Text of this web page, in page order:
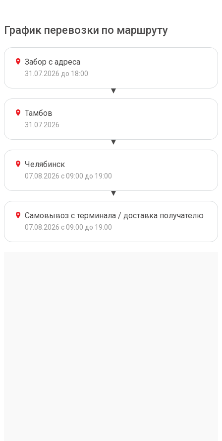
График перевозки по маршруту
Забор с адреса
31.07.2026 до 18:00
Тамбов
31.07.2026
Челябинск
07.08.2026 с 09:00 до 19:00
Самовывоз с терминала / доставка получателю
07.08.2026 с 09:00 до 19:00